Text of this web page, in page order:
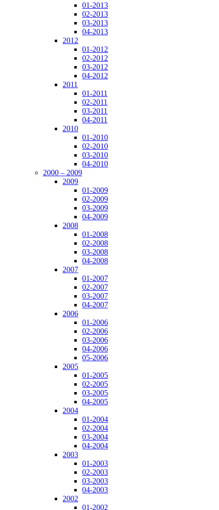
01-2013
02-2013
03-2013
04-2013
2012
01-2012
02-2012
03-2012
04-2012
2011
01-2011
02-2011
03-2011
04-2011
2010
01-2010
02-2010
03-2010
04-2010
2000 – 2009
2009
01-2009
02-2009
03-2009
04-2009
2008
01-2008
02-2008
03-2008
04-2008
2007
01-2007
02-2007
03-2007
04-2007
2006
01-2006
02-2006
03-2006
04-2006
05-2006
2005
01-2005
02-2005
03-2005
04-2005
2004
01-2004
02-2004
03-2004
04-2004
2003
01-2003
02-2003
03-2003
04-2003
2002
01-2002